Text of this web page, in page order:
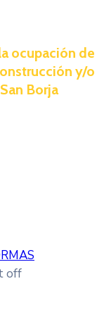
ocupación de
y/o
Borja
off